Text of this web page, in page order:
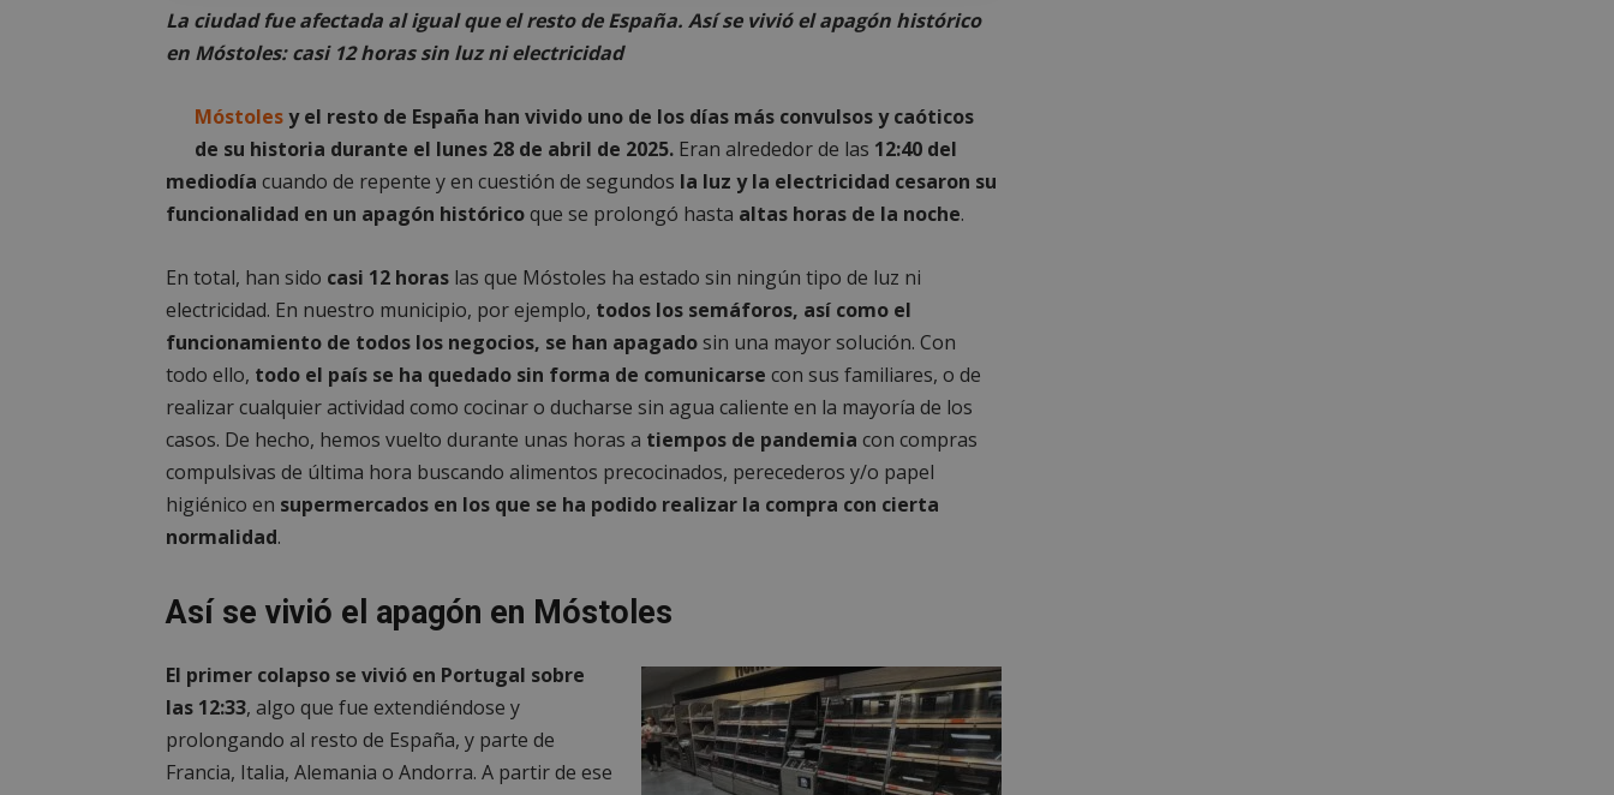
La ciudad fue afectada al igual que el resto de España. Así se vivió el apagón histórico
en Móstoles: casi 12 horas sin luz ni electricidad
Móstolesy el resto de España han vivido uno de los días más convulsos y caóticos
de su historia durante el lunes 28 de abril de 2025. Eran alrededor de las 12:40 del
mediodía cuando de repente y en cuestión de segundos la luz y la electricidad cesaron su
funcionalidad en un apagón históricoque se prolongó hasta altas horas de la noche.
En total, han sido casi 12 horas las que Móstoles ha estado sin ningún tipo de luz ni
electricidad. En nuestro municipio, por ejemplo, todos los semáforos, así como el
funcionamiento de todos los negocios, se han apagadosin una mayor solución. Con
todo ello, todo el país se ha quedado sin forma de comunicarse con sus familiares, o de
realizar cualquier actividad como cocinar o ducharse sin agua caliente en la mayoría de los
casos. De hecho, hemos vuelto durante unas horas a tiempos de pandemia con compras
compulsivas de última hora buscando alimentos precocinados, perecederos y/o papel
higiénico en supermercados en los que se ha podido realizar la compra con cierta
normalidad.
Así se vivió el apagón en Móstoles
El primer colapso se vivió en Portugal sobre
las 12:33, algo que fue extendiéndose y
prolongando al resto de España, y parte de
Francia, Italia, Alemania o Andorra. A partir de ese